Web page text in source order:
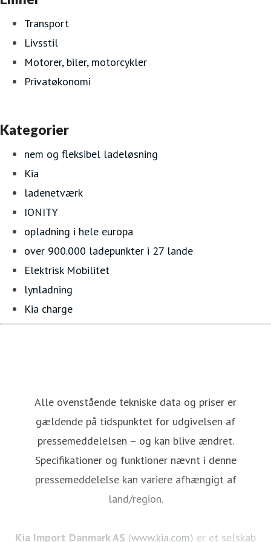
Transport
Livsstil
Motorer, biler, motorcykler
Privatøkonomi
Kategorier
nem og fleksibel ladeløsning
Kia
ladenetværk
IONITY
opladning i hele europa
over 900.000 ladepunkter i 27 lande
Elektrisk Mobilitet
lynladning
Kia charge
Alle ovenstående tekniske data og priser er
gældende på tidspunktet for udgivelsen af
pressemeddelelsen – og kan blive ændret.
Specifikationer og funktioner nævnt i denne
pressemeddelelse kan variere afhængigt af
land/region.
Kia Import Danmark AS (www.kia.com) er et selskab